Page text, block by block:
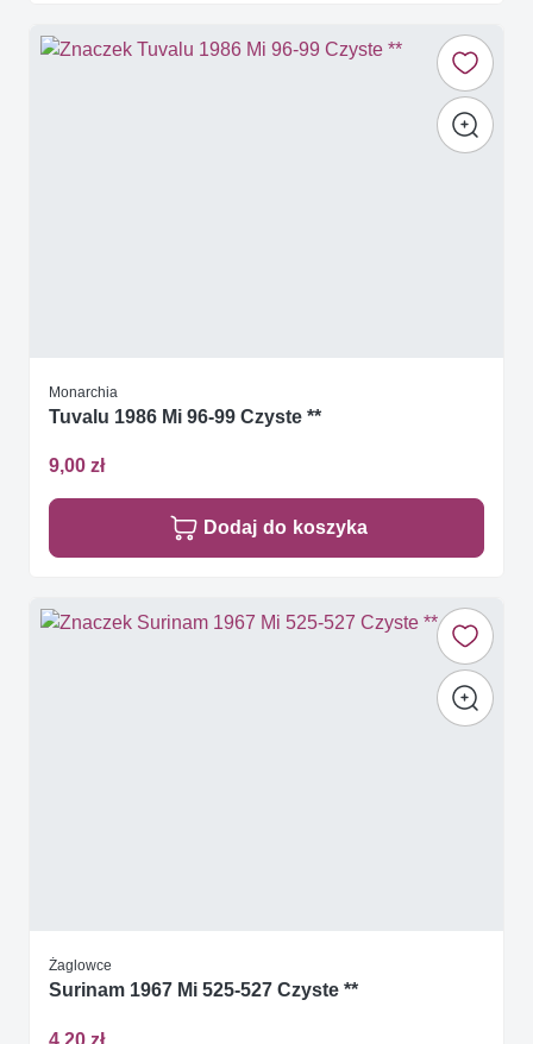
Monarchia
Tuvalu 1986 Mi 96-99 Czyste **
9,00 zł
Dodaj do koszyka
Żaglowce
Surinam 1967 Mi 525-527 Czyste **
4,20 zł